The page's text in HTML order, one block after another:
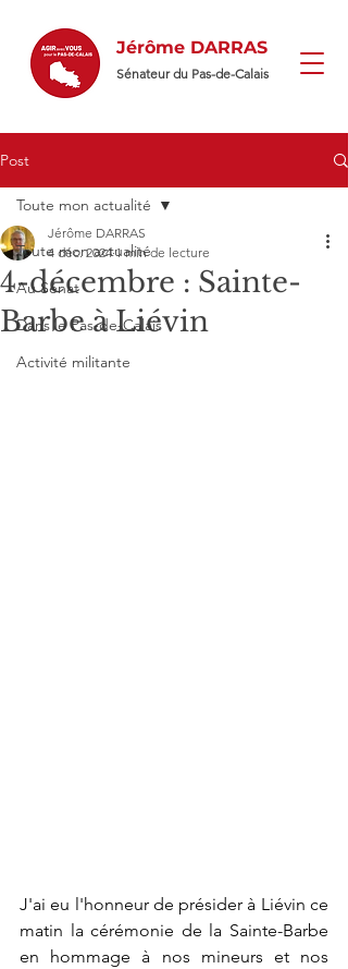
Jérôme DARRAS
Sénateur du Pas-de-Calais
Post
Toute mon actualité
Au Sénat
Dans le Pas-de-Calais
Activité militante
Toute mon actualité
4-décembre : Sainte-
Barbe à Liévin
Jérôme DARRAS
4 déc. 2024 1 min de lecture
J'ai eu l'honneur de présider à Liévin ce
matin la cérémonie de la Sainte-Barbe
en hommage à nos mineurs et nos